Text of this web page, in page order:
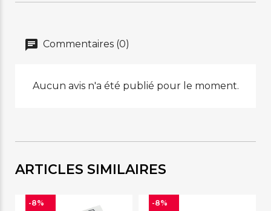
Commentaires (0)
Aucun avis n'a été publié pour le moment.
ARTICLES SIMILAIRES
-8% -8%